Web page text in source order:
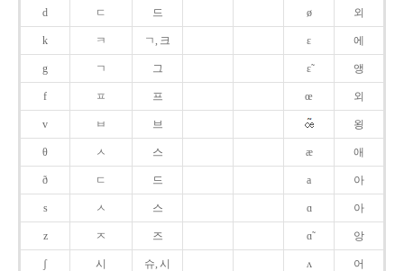
d ㄷ 드 ø 외
k ㅋ ㄱ, 크 ɛ 에
g ㄱ 그 ɛ̃ 앵
f ㅍ 프 œ 외
v ㅂ 브 욍
θ ㅅ 스 æ 애
ð ㄷ 드 a 아
s ㅅ 스 ɑ 아
z ㅈ 즈 ɑ̃ 앙
ʃ 시 슈, 시 ʌ 어